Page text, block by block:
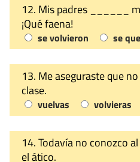
12. Mis padres ______
¡Qué faena!
se volvieron se
13. Me aseguraste que
clase.
vuelvas volvieras
14. Todavía no conozco
el ático.